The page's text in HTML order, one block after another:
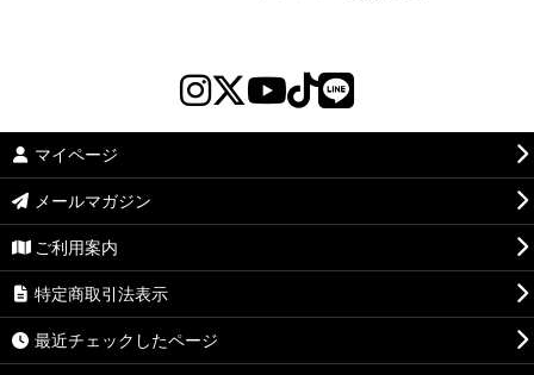
マイページ
メールマガジン
ご利用案内
特定商取引法表示
最近チェックしたページ